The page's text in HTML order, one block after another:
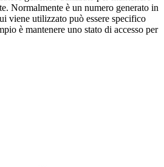
Normalmente è un numero generato in
viene utilizzato può essere specifico
è mantenere uno stato di accesso per